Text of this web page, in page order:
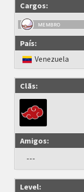
Cargos:
MEMBRO
País:
Venezuela
Clãs:
Amigos:
---
Level: